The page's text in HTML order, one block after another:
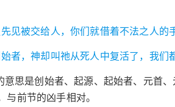
见被交给人，你们就借着不法之人的
者，神却叫祂从死人中复活了，我们
意思是创始者、起源、起始者、元首
前节的凶手相对。